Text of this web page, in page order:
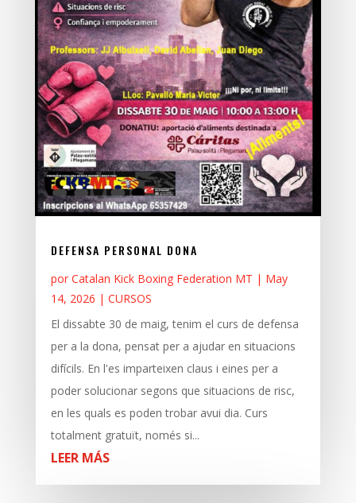
DEFENSA PERSONAL DONA
por Catalan Kick Boxing Federation MT | May
14, 2026 | CURSOS
El dissabte 30 de maig, tenim el curs de defensa
per a la dona, pensat per a ajudar en situacions
difícils. En l'es imparteixen claus i eines per a
poder solucionar segons que situacions de risc,
en les quals es poden trobar avui dia. Curs
totalment gratuït, només si...
LEER MÁS